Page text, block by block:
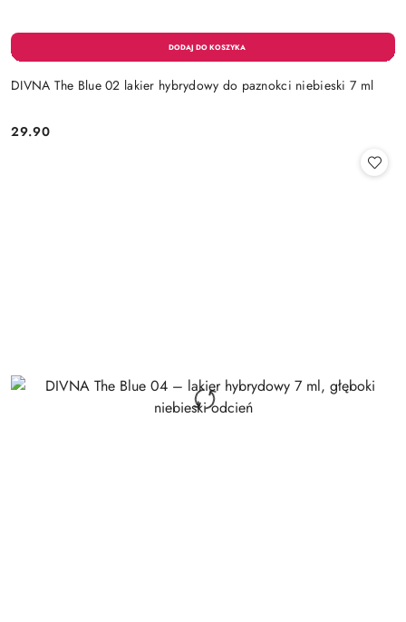
DIVNA The Blue 02 lakier hybrydowy do paznokci niebieski 7 ml
Cena:
29.90